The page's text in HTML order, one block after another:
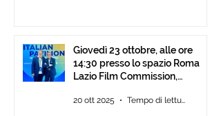
Giovedì 23 ottobre, alle ore
14:30 presso lo spazio Roma
Lazio Film Commission,
Musica Roma, consegna degli
20 ott 2025 Tempo di lettura: 2 min